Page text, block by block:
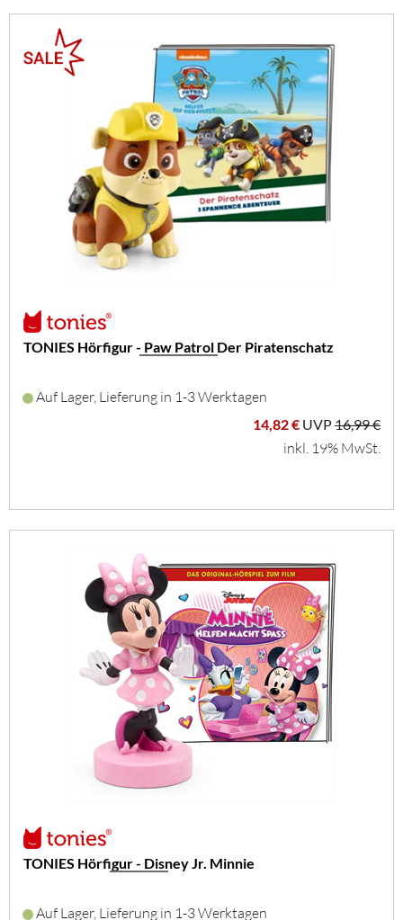
TONIES Hörfigur - Paw Patrol Der Piratenschatz
Auf Lager, Lieferung in 1-3 Werktagen
14,82 € UVP16,99 €
inkl. 19% MwSt.
TONIES Hörfigur - Disney Jr. Minnie
Auf Lager, Lieferung in 1-3 Werktagen